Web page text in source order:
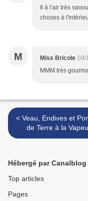
Il à l'air très
choses à
M Miss Bricole 09/
MMM très
< Veau, Endives et Pomme
de Terre à la
Hébergé par Canalblog
Top articles
Pages